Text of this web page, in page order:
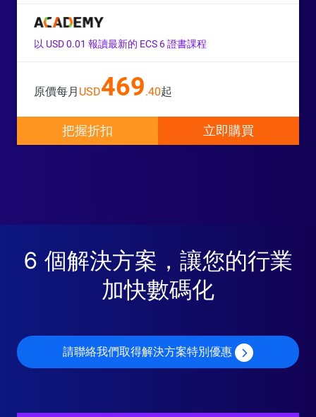
以 USD 0.01 報讀最新的 ECS 6 證書課程
原價每月 USD469.40起
把握折扣 立即購買
6 個解決方案，讓您的行業
加快數碼化
請聯絡我們取得解決方案特別優惠